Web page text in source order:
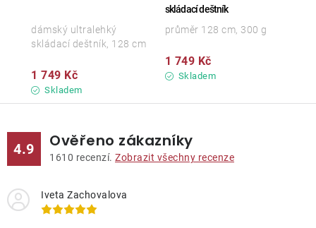
Skladem
1 749 Kč
dámský ultralehký
skládací deštník, 128 cm
skládací deštník
Skladem
1 749 Kč
průměr 128 cm, 300 g
4.9 Ověřeno zákazníky
1610 recenzí. Zobrazit všechny recenze
Iveta Zachovalova